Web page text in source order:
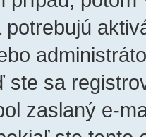
potrebujú
ste sa
zaslaný e-